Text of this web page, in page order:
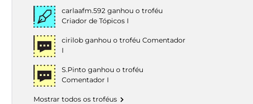
carlaafm.592 ganhou o troféu
Criador de Tópicos I
cirilob ganhou o troféu Comentador
I
S.Pinto ganhou o troféu
Comentador I
Mostrar todos os troféus